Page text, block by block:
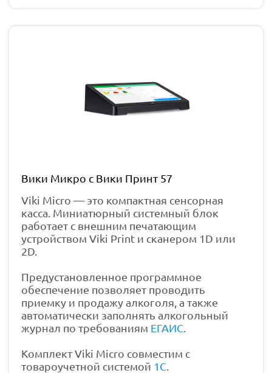
Вики Микро с Вики Принт 57
Viki Micro — это компактная сенсорная
касса. Миниатюрный системный блок
работает с внешним печатающим
устройством Viki Print и сканером 1D или
2D.
Предустановленное программное
обеспечение позволяет проводить
приемку и продажу алкоголя, а также
автоматически заполнять алкогольный
журнал по требованиям ЕГАИС.
Комплект Viki Micro совместим с
товароучетной системой 1С.